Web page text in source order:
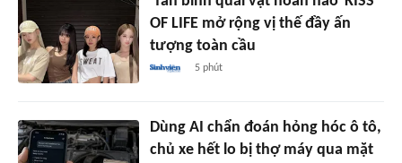
OF LIFE mở rộng vị thế đầy ấn
tượng toàn cầu
5 phút
Dùng AI chẩn đoán hỏng hóc ô tô,
chủ xe hết lo bị thợ máy qua mặt